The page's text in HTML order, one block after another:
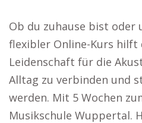
Ob du zuhause bist oder
flexibler Online-Kurs hilft
Leidenschaft für die
Alltag zu verbinden und
werden. Mit 5 Wochen
Musikschule Wuppertal.